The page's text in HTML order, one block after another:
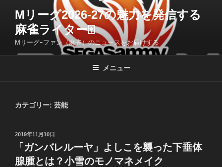
Mリーグ2026-27の魅力を発信する
麻雀ライター🀄️
Mリーグｰファン（麻雀）のニュースをお届けする
メニュー
カテゴリー: 芸能
投
2019年11月10日
「ガンバレルーヤ」よしこを襲った下垂体
腺腫とは？小雪のモノマネメイク